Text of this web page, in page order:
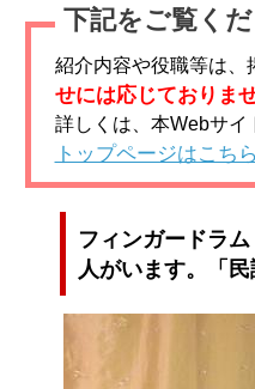
下記をご覧く
紹介内容や役職等は、
せには応じておりませ
詳しくは、本Webサ
トップページはこち
フィンガードラ
人がいます。「